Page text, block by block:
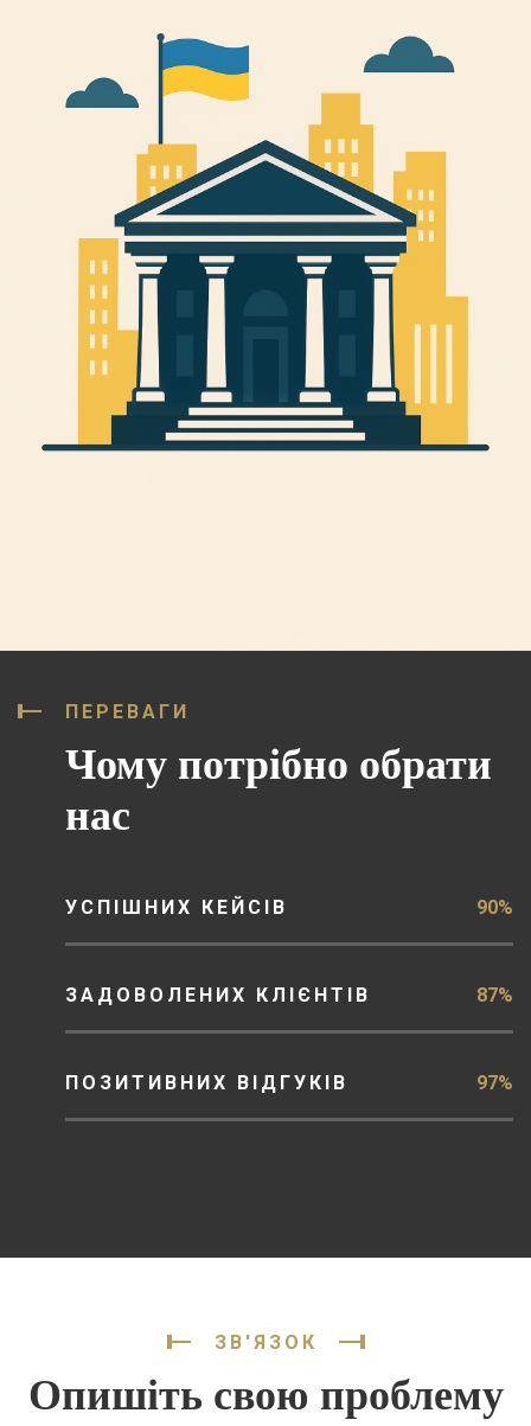
ПЕРЕВАГИ
Чому потрібно обрати
нас
УСПІШНИХ КЕЙСІВ 90%
ЗАДОВОЛЕНИХ КЛІЄНТІВ 87%
ПОЗИТИВНИХ ВІДГУКІВ 97%
ЗВ'ЯЗОК
Опишіть свою проблему